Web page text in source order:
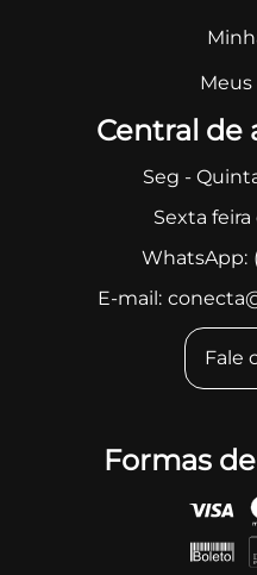
Central
Seg -
Sexta feira
WhatsApp:
E-mail:
Fale
Formas